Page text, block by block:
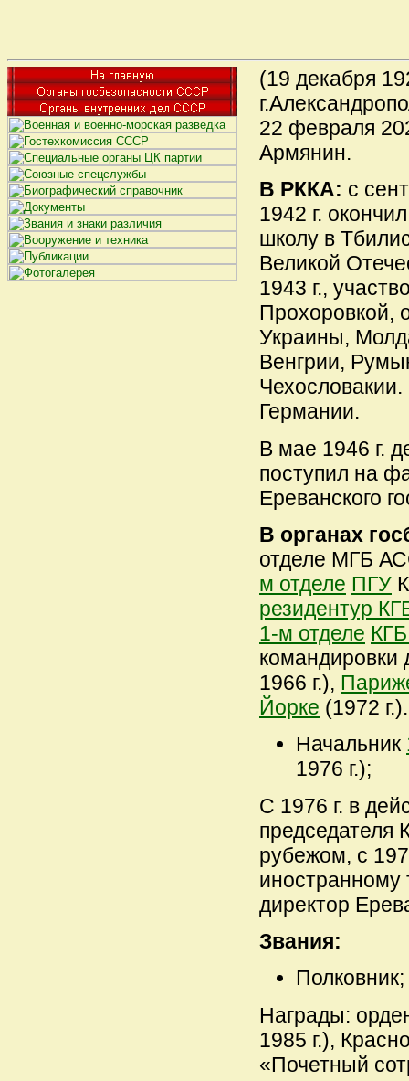
(19 декабря
22 февраля
Армянин.
В РККА: с
1942 г.
школу в
Великой
1943 г.,
Прохоровкой,
Украины,
Венгрии,
Германии.
В мае 1946 г.
поступил на
Ереванского
В органах
отделе МГБ
м отделе ПГУ
резидентур
1-м отделе
командировки
1966 г.),
Йорке (1972
Начальник
1976 г.);
C 1976 г. в
председателя
рубежом, с
иностранному
директор
Звания:
Полковник;
Награды:
1985 г.),
«Почетный